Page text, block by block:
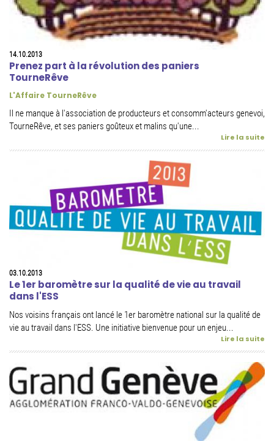
14.10.2013
Prenez part à la révolution des paniers
TourneRêve
L'Affaire TourneRêve
Il ne manque à l'association de producteurs et consomm'acteurs genevoi,
TourneRêve, et ses paniers goûteux et malins qu'une...
Lire la suite
03.10.2013
Le 1er baromètre sur la qualité de vie au travail
dans l'ESS
Nos voisins français ont lancé le 1er baromètre national sur la qualité de
vie au travail dans l'ESS. Une initiative bienvenue pour un enjeu...
Lire la suite